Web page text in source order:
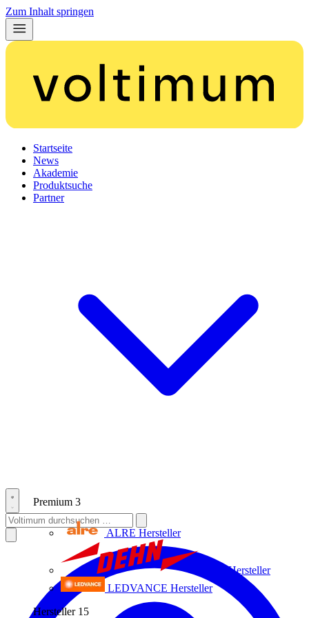
Zum Inhalt springen
Startseite
News
Akademie
Produktsuche
Partner
Premium 3
ALRE Hersteller
Hersteller
LEDVANCE Hersteller
Hersteller 15